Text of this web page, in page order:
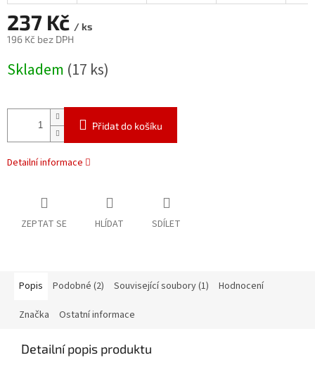
237 Kč / ks
196 Kč bez DPH
cena:
Skladem (17 ks)
Přidat do košíku
Detailní informace
ZEPTAT SE HLÍDAT SDÍLET
Popis Podobné (2) Související soubory (1) Hodnocení
Značka Ostatní informace
Detailní popis produktu